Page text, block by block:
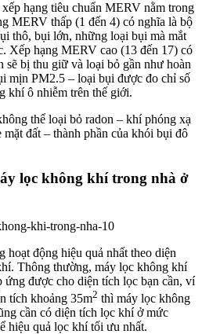
hạng tiêu chuẩn MERV nằm trong
MERV thấp (1 đến 4) có nghĩa là bộ
thô, bụi lớn, những loại bụi mà mắt
Xếp hạng MERV cao (13 đến 17) có
sẽ bị thu giữ và loại bỏ gần như hoàn
mịn PM2.5 – loại bụi được đo chỉ số
khí ô nhiễm trên thế giới.
thể loại bỏ radon – khí phóng xạ
đất – thành phần của khói bụi đô
lọc không khí trong nhà ở
động hiệu quả nhất theo diện
Thông thường, máy lọc không khí
ứng được cho diện tích lọc bạn cần, ví
tích khoảng 35m2 thì máy lọc không
cần có diện tích lọc khí ở mức
hiệu quả lọc khí tối ưu nhất.